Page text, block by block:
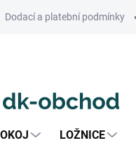
Dodací a platební podmínky
LOŽNICE